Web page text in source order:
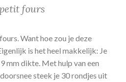
fours
Want hoe zou je deze
is het heel makkelijk: Je
mm dikte. Met hulp van een
steek je 30 rondjes uit